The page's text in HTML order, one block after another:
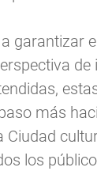
garantizar
de
más
Ciudad
los